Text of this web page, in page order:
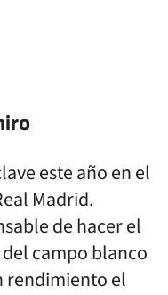
este año en el
Madrid.
de hacer el
del campo blanco
rendimiento el